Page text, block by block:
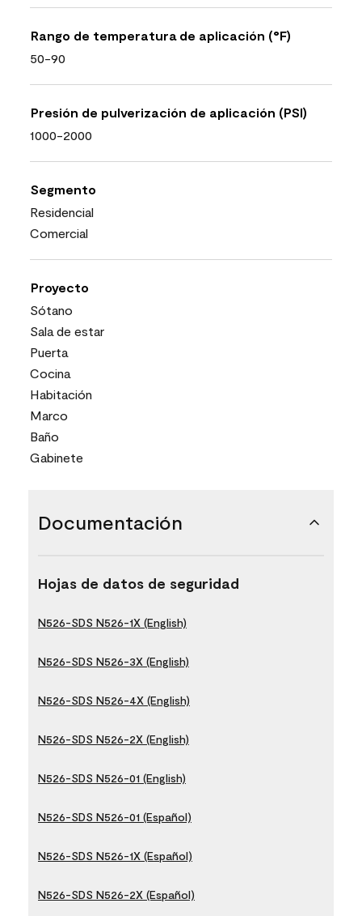
Rango de temperatura de aplicación (°F)
50-90
Presión de pulverización de aplicación (PSI)
1000-2000
Segmento
Residencial
Comercial
Proyecto
Sótano
Sala de estar
Puerta
Cocina
Habitación
Marco
Baño
Gabinete
Documentación
Hojas de datos de seguridad
N526-SDS N526-1X (English)
N526-SDS N526-3X (English)
N526-SDS N526-4X (English)
N526-SDS N526-2X (English)
N526-SDS N526-01 (English)
N526-SDS N526-01 (Español)
N526-SDS N526-1X (Español)
N526-SDS N526-2X (Español)